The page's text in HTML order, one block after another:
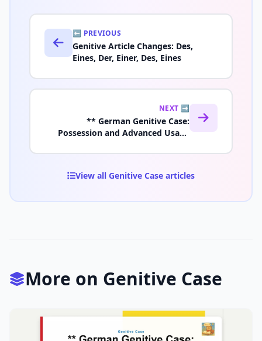
⬅️ PREVIOUS
Genitive Article Changes: Des,
Eines, Der, Einer, Des, Eines
NEXT ➡️
** German Genitive Case:
Possession and Advanced Usage
View all Genitive Case articles
More on Genitive Case